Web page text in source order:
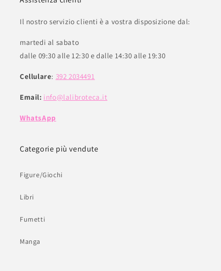
Il nostro servizio clienti è a vostra disposizione dal:
martedi al sabato
dalle 09:30 alle 12:30 e dalle 14:30 alle 19:30
Cellulare: 392 2034491
Email: info@lalibroteca.it
WhatsApp
Categorie più vendute
Figure/Giochi
Libri
Fumetti
Manga